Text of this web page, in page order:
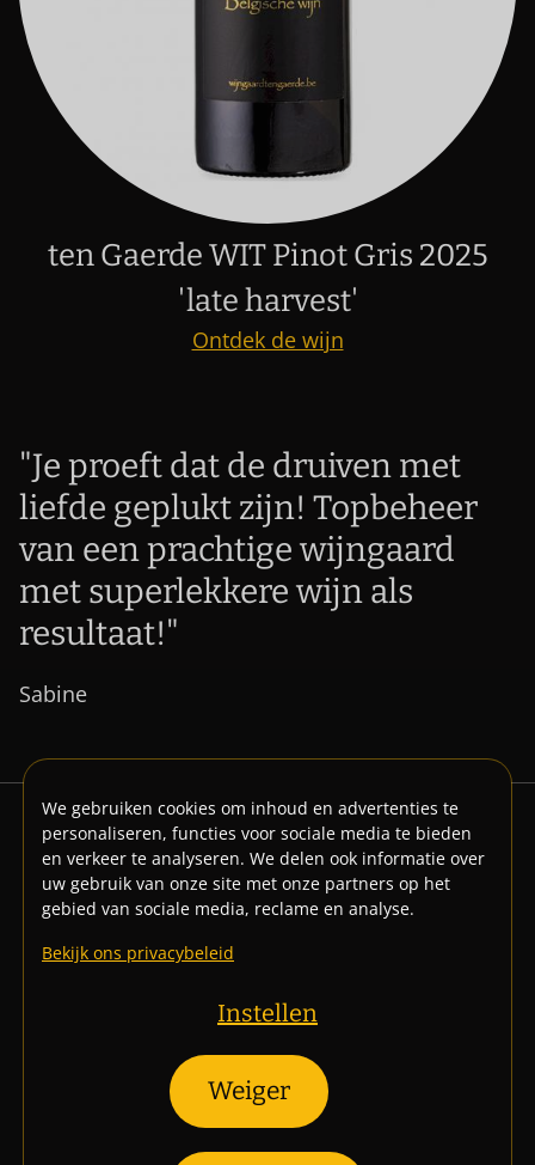
ten Gaerde WIT Pinot Gris 2025
'late harvest'
Ontdek de wijn
"Je proeft dat de druiven met
liefde geplukt zijn! Topbeheer
van een prachtige wijngaard
met superlekkere wijn als
resultaat!"
Sabine
We gebruiken cookies om inhoud en advertenties te
personaliseren, functies voor sociale media te bieden
en verkeer te analyseren. We delen ook informatie over
uw gebruik van onze site met onze partners op het
gebied van sociale media, reclame en analyse.
Bekijk ons privacybeleid
Instellen
Weiger
Volg ons
Zandstraat 23A, 3130 Begijnendijk